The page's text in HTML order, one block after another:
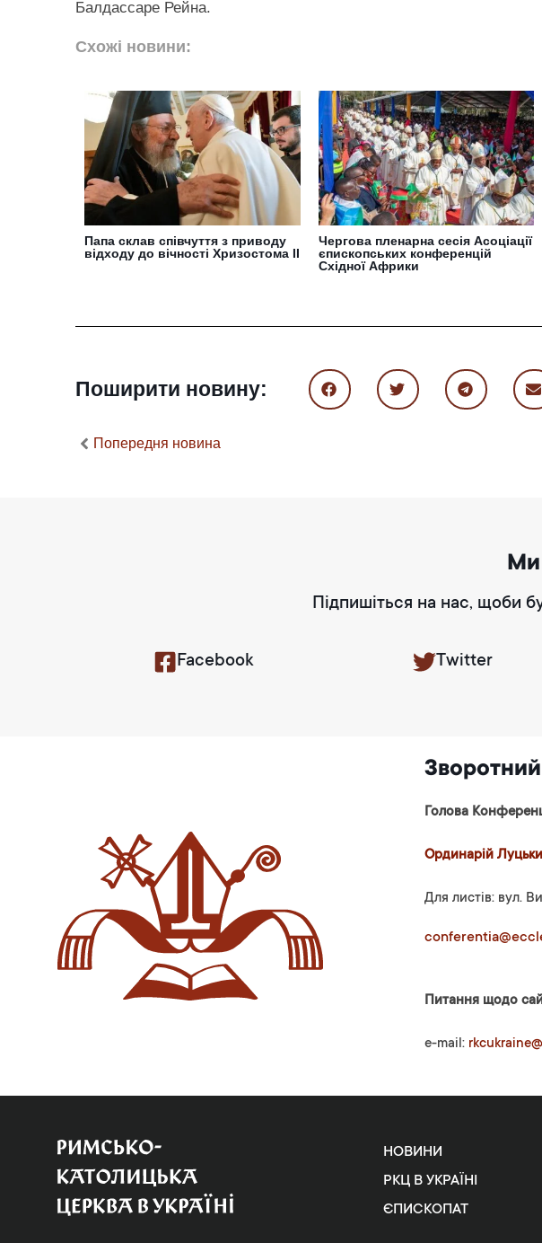
Балдассаре Рейна.
Схожі новини:
Папа склав співчуття з приводу
відходу до вічності Хризостома ІІ
Чергова пленарна сесія Асоціації
єпископських конференцій
Східної Африки
Поширити новину:
Попередня новина
Ми
Підпишіться на нас, щоби
Facebook Twitter
Зворотний
Голова
Ординарій
Для листів: вул.
Питання щодо
e-mail:
НОВИНИ
РКЦ В УКРАЇНІ
ЄПИСКОПАТ